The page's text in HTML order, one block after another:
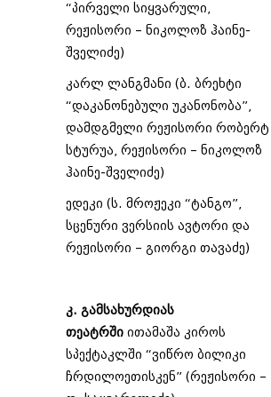
“პირველი სიყვარული,
რეჟისორი – ნიკოლოზ ჰაინე-
შველიძე)
კარლ ლანგმანი (ბ. ბრეხტი
“დაკანონებული უკანონობა”,
დამდგმელი რეჟისორი რობერტ
სტურუა, რეჟისორი – ნიკოლოზ
ჰაინე-შველიძე)
ედეკი (ს. მროჟეკი “ტანგო”,
სცენური ვერსიის ავტორი და
რეჟისორი – გიორგი თავაძე)
კ. გამსახურდიას
თეატრში ითამაშა კიროს
სპექტაკლში “ვიწრო ბილიკი
ჩრდილოეთისკენ” (რეჟისორი –